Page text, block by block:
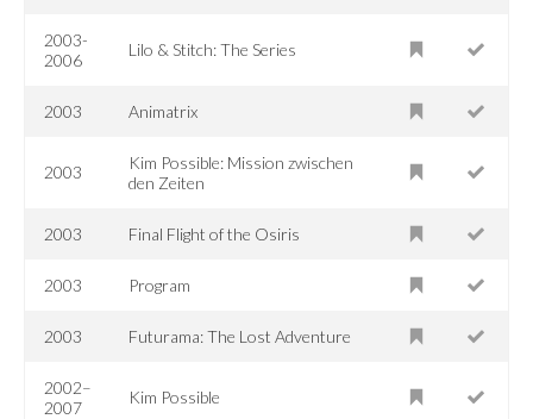
2003-
2006
Lilo & Stitch: The Series
2003 Animatrix
2003
Kim Possible: Mission zwischen
den Zeiten
2003 Final Flight of the Osiris
2003 Program
2003 Futurama: The Lost Adventure
2002–
2007
Kim Possible